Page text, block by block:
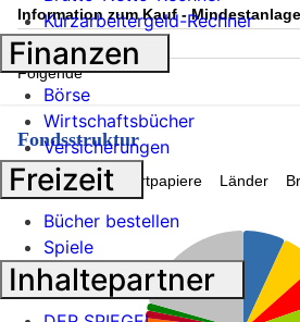
Information zum Kauf - Mindestanlage
Einmalig
Folgende
Fondsstruktur
Topholdings Wertpapiere Länder
Kurzarbeitergeld-Rechner
Finanzen
Börse
Wirtschaftsbücher
Versicherungen
Freizeit
Bücher bestellen
Spiele
Inhaltepartner